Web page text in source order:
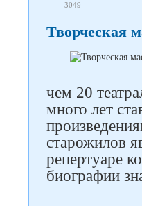
3049
Творческая
чем 20
много лет
старожилов
репертуаре
биографии